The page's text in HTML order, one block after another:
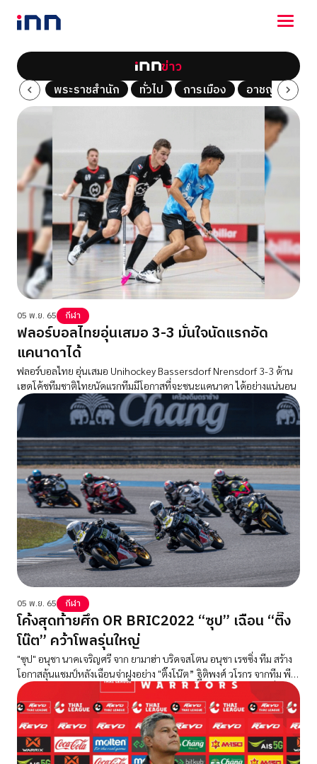
NEWS
ENTERTAINMENT
LIFESTYLE
LOTTERY
VIDEO
ร่วมด้วยช่วยกัน
ข่าว
Tech พระราชสำนัก ทั่วไป การเมือง อาชญากรรม
05 พ.ย. 65 กีฬา
ฟลอร์บอลไทยอุ่นเสมอ 3-3 มั่นใจนัดแรกอัด
แคนาดาได้
ฟลอร์บอลไทย อุ่นเสมอ Unihockey Bassersdorf Nrensdorf 3-3 ด้าน
เฮดโค้ชทีมชาติไทยนัดแรกทีมมีโอกาสที่จะชนะแคนาดา ได้อย่างแน่นอน
05 พ.ย. 65 กีฬา
โค้งสุดท้ายศึก OR BRIC2022 “ซุป” เฉือน “ติ๊ง
โน๊ต” คว้าโพลรุ่นใหญ่
"ซุป" อนุชา นาคเจริญศรี จาก ยามาฮ่า บริดจสโตน อนุชา เรซซิ่ง ทีม สร้าง
โอกาสลุ้นแชมป์หลังเฉือนจ่าฝูงอย่าง "ติ๊งโน๊ต” ฐิติพงศ์ วโรกร จากทีม พีเอ
สจีเอ ดูคาติ พีทีที ลูบริแคนต์ นก จูนเนอร์ ติ๊งโน๊ต คว้าโพลรุ่นใหญ่ที่สุด
ของประเทศ ขณะ "ชิพ" นครินทร์ อธิรัฐภูวภัทร์ จาก ฮอนด้า เรซซิ่ง ไทย
แลนด์ ซิวหัวแถว พร้อมพา 2 ทีมเมทในสังกัด ฮอนด้า เรซซิ่ง ไทยแลนด์
กวาดกริดสตาร์ตแถวหน้าของรุ่น ซูเปอร์สปอร์ต 600 ซีซี ก่อนลุ้นแชมป์สุด
สัปดาห์นี้ ที่ สนามช้าง อินเตอร์เนชั่นแนล เซอร์กิต จ.บุรีรัมย์